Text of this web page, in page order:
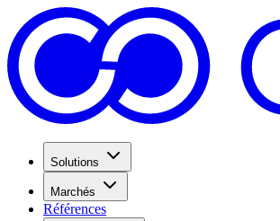
Solutions
Marchés
Références